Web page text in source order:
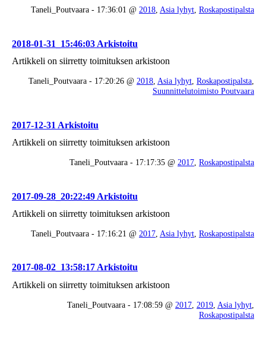
Taneli_Poutvaara - 17:36:01 @ 2018, Asia lyhyt, Roskapostipalsta
2018-01-31_15:46:03 Arkistoitu
Artikkeli on siirretty toimituksen arkistoon
Taneli_Poutvaara - 17:20:26 @ 2018 Asia lyhyt Roskapostipalsta
Suunnittelutoimisto Poutvaara
2017-12-31 Arkistoitu
Artikkeli on siirretty toimituksen arkistoon
Taneli_Poutvaara - 17:17:35 @ 2017 Roskapostipalsta
2017-09-28_20:22:49 Arkistoitu
Artikkeli on siirretty toimituksen arkistoon
Taneli_Poutvaara - 17:16:21 @ 2017 Asia lyhyt Roskapostipalsta
2017-08-02_13:58:17 Arkistoitu
Artikkeli on siirretty toimituksen arkistoon
Taneli_Poutvaara - 17:08:59 @ 2017 2019 Asia lyhyt
Roskapostipalsta